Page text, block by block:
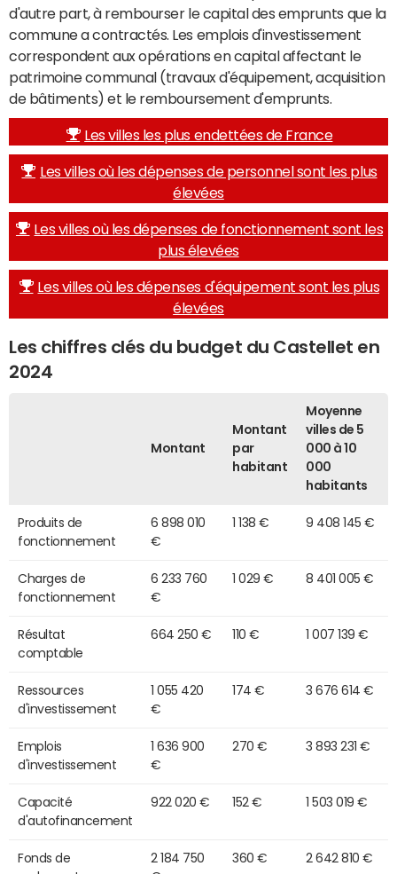
d'autre part, à rembourser le capital des emprunts que la
commune a contractés. Les emplois d'investissement
correspondent aux opérations en capital affectant le
patrimoine communal (travaux d'équipement, acquisition
de bâtiments) et le remboursement d'emprunts.
Les villes les plus endettées de France
Les villes où les dépenses de personnel sont les plus
élevées
Les villes où les dépenses de fonctionnement sont les
plus élevées
Les villes où les dépenses d'équipement sont les plus
élevées
Les chiffres clés du budget du Castellet en
2024
Montant
Montant
par
habitant
Moyenne
villes de 5
000 à 10
000
habitants
Produits de
fonctionnement
6 898 010
€
1 138 € 9 408 145 €
Charges de
fonctionnement
6 233 760
€
1 029 € 8 401 005 €
Résultat
comptable
664 250 € 110 € 1 007 139 €
Ressources
d'investissement
1 055 420
€
174 € 3 676 614 €
Emplois
d'investissement
1 636 900
€
270 € 3 893 231 €
Capacité
d'autofinancement
922 020 € 152 € 1 503 019 €
Fonds de
2 184 750
360 € 2 642 810 €